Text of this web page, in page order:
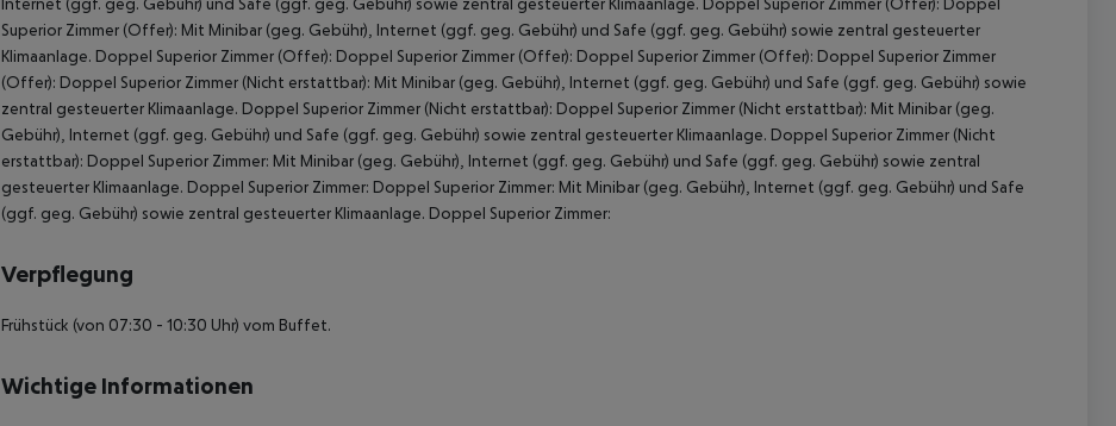
Superior Zimmer (Offer): Mit Minibar (geg. Gebühr), Internet (ggf. geg. Gebühr) und Safe (ggf. geg. Gebühr) sowie zentral gesteuerter
Klimaanlage. Doppel Superior Zimmer (Offer): Doppel Superior Zimmer (Offer): Doppel Superior Zimmer (Offer): Doppel Superior Zimmer
(Offer): Doppel Superior Zimmer (Nicht erstattbar): Mit Minibar (geg. Gebühr), Internet (ggf. geg. Gebühr) und Safe (ggf. geg. Gebühr) sowie
zentral gesteuerter Klimaanlage. Doppel Superior Zimmer (Nicht erstattbar): Doppel Superior Zimmer (Nicht erstattbar): Mit Minibar (geg.
Gebühr), Internet (ggf. geg. Gebühr) und Safe (ggf. geg. Gebühr) sowie zentral gesteuerter Klimaanlage. Doppel Superior Zimmer (Nicht
erstattbar): Doppel Superior Zimmer: Mit Minibar (geg. Gebühr), Internet (ggf. geg. Gebühr) und Safe (ggf. geg. Gebühr) sowie zentral
gesteuerter Klimaanlage. Doppel Superior Zimmer: Doppel Superior Zimmer: Mit Minibar (geg. Gebühr), Internet (ggf. geg. Gebühr) und Safe
(ggf. geg. Gebühr) sowie zentral gesteuerter Klimaanlage. Doppel Superior Zimmer:
Verpflegung
Frühstück (von 07:30 - 10:30 Uhr) vom Buffet.
Wichtige Informationen